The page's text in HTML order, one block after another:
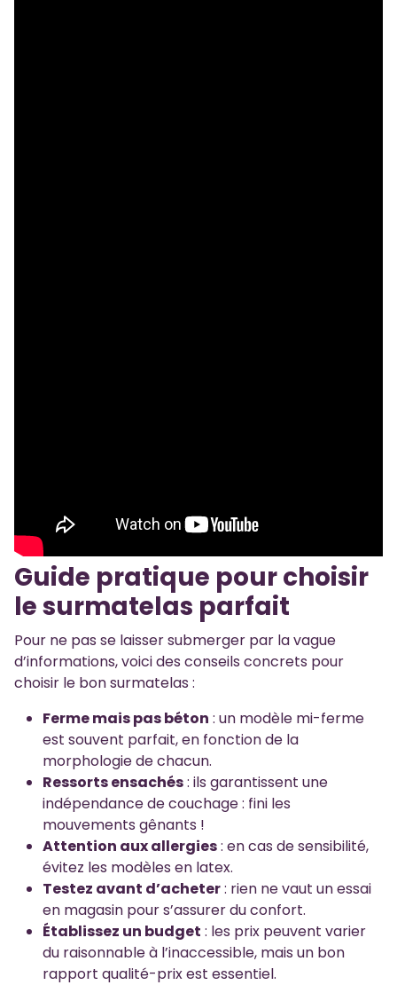
Guide pratique pour choisir
le surmatelas parfait
Pour ne pas se laisser submerger par la vague
d’informations, voici des conseils concrets pour
choisir le bon surmatelas :
Ferme mais pas béton : un modèle mi-ferme
est souvent parfait, en fonction de la
morphologie de chacun.
Ressorts ensachés: ils garantissent une
indépendance de couchage : fini les
mouvements gênants !
Attention aux allergies: en cas de sensibilité,
évitez les modèles en latex.
Testez avant d’acheter: rien ne vaut un essai
en magasin pour s’assurer du confort.
Établissez un budget : les prix peuvent varier
du raisonnable à l’inaccessible, mais un bon
rapport qualité-prix est essentiel.